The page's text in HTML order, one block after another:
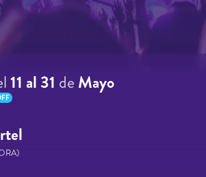
11 al 31 de Mayo